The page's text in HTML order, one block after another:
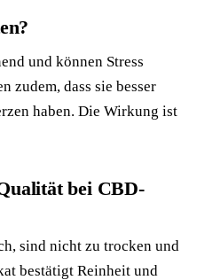
und können Stress
zudem, dass sie besser
haben. Die Wirkung ist
bei CBD-
sind nicht zu trocken und
bestätigt Reinheit und